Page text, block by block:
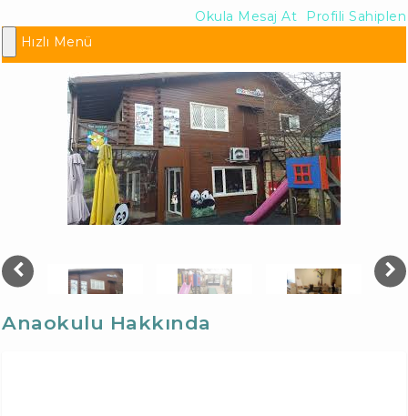
Profili Sahiplen
Okula Mesaj At
Hızlı Menü
Anaokulu Hakkında